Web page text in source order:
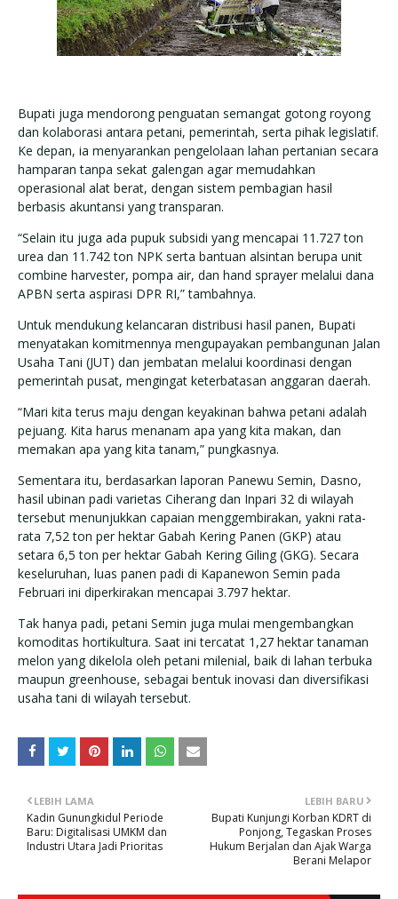
Bupati juga mendorong penguatan semangat gotong royong
dan kolaborasi antara petani, pemerintah, serta pihak legislatif.
Ke depan, ia menyarankan pengelolaan lahan pertanian secara
hamparan tanpa sekat galengan agar memudahkan
operasional alat berat, dengan sistem pembagian hasil
berbasis akuntansi yang transparan.
“Selain itu juga ada pupuk subsidi yang mencapai 11.727 ton
urea dan 11.742 ton NPK serta bantuan alsintan berupa unit
combine harvester, pompa air, dan hand sprayer melalui dana
APBN serta aspirasi DPR RI,” tambahnya.
Untuk mendukung kelancaran distribusi hasil panen, Bupati
menyatakan komitmennya mengupayakan pembangunan Jalan
Usaha Tani (JUT) dan jembatan melalui koordinasi dengan
pemerintah pusat, mengingat keterbatasan anggaran daerah.
“Mari kita terus maju dengan keyakinan bahwa petani adalah
pejuang. Kita harus menanam apa yang kita makan, dan
memakan apa yang kita tanam,” pungkasnya.
Sementara itu, berdasarkan laporan Panewu Semin, Dasno,
hasil ubinan padi varietas Ciherang dan Inpari 32 di wilayah
tersebut menunjukkan capaian menggembirakan, yakni rata-
rata 7,52 ton per hektar Gabah Kering Panen (GKP) atau
setara 6,5 ton per hektar Gabah Kering Giling (GKG). Secara
keseluruhan, luas panen padi di Kapanewon Semin pada
Februari ini diperkirakan mencapai 3.797 hektar.
Tak hanya padi, petani Semin juga mulai mengembangkan
komoditas hortikultura. Saat ini tercatat 1,27 hektar tanaman
melon yang dikelola oleh petani milenial, baik di lahan terbuka
maupun greenhouse, sebagai bentuk inovasi dan diversifikasi
usaha tani di wilayah tersebut.
LEBIH BARU
Bupati Kunjungi Korban KDRT di
Ponjong, Tegaskan Proses
Hukum Berjalan dan Ajak Warga
Berani Melapor
LEBIH LAMA
Kadin Gunungkidul Periode
Baru: Digitalisasi UMKM dan
Industri Utara Jadi Prioritas